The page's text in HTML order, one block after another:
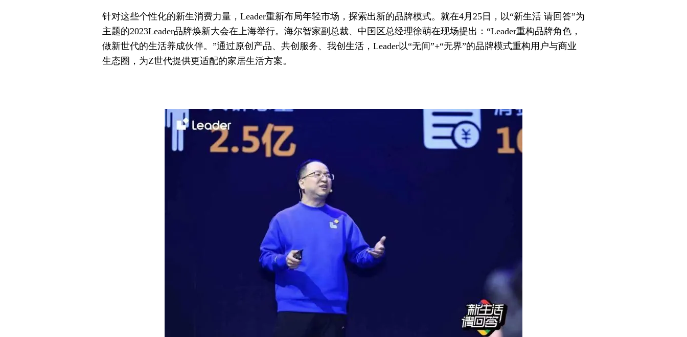
针对这些个性化的新生消费力量，Leader重新布局年轻市场，探索出新的品牌模式。就在4月25日，以“新生活 请回答”为
主题的2023Leader品牌焕新大会在上海举行。海尔智家副总裁、中国区总经理徐萌在现场提出：“Leader重构品牌角色，
做新世代的生活养成伙伴。”通过原创产品、共创服务、我创生活，Leader以“无间”+“无界”的品牌模式重构用户与商业
生态圈，为Z世代提供更适配的家居生活方案。